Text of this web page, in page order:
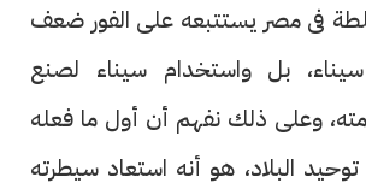
فى مصر يستتبعه على الفور ضعف
بل واستخدام سيناء لصنع
وعلى ذلك نفهم أن أول ما فعله
البلاد، هو أنه استعاد سيطرته